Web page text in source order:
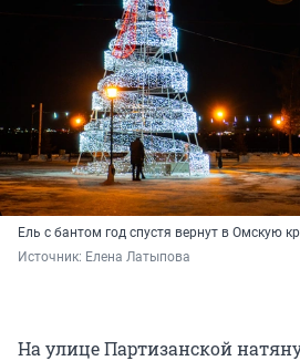
Ель с бантом год спустя вернут в Омскую
Источник: Елена Латыпова
На улице Партизанской